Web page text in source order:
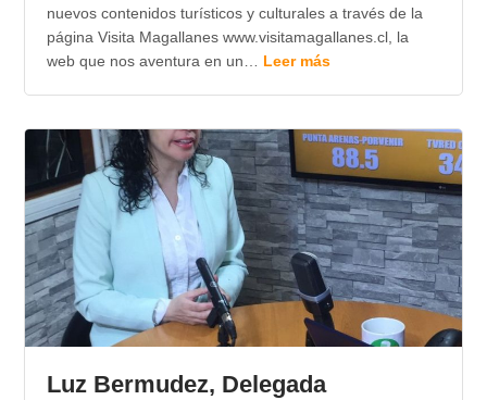
nuevos contenidos turísticos y culturales a través de la
página Visita Magallanes www.visitamagallanes.cl, la
web que nos aventura en un… Leer más
Luz Bermudez, Delegada